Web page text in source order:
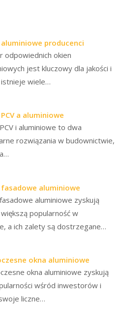
aluminiowe producenci
odpowiednich okien
jest kluczowy dla jakości i
wiele…
a aluminiowe
i aluminiowe to dwa
rozwiązania w budownictwie,
fasadowe aluminiowe
aluminiowe zyskują
popularność w
a ich zalety są dostrzegane…
okna aluminiowe
okna aluminiowe zyskują
wśród inwestorów i
liczne…